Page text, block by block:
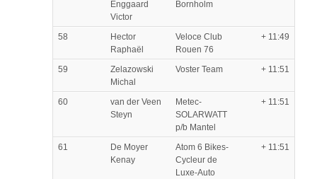
Enggaard
Victor
Bornholm
58
Hector
Raphaël
Veloce Club
Rouen 76
+ 11:49
59
Zelazowski
Michal
Voster Team + 11:51
60
van der Veen
Steyn
Metec-
SOLARWATT
p/b Mantel
+ 11:51
61
De Moyer
Kenay
Atom 6 Bikes-
Cycleur de
Luxe-Auto
+ 11:51